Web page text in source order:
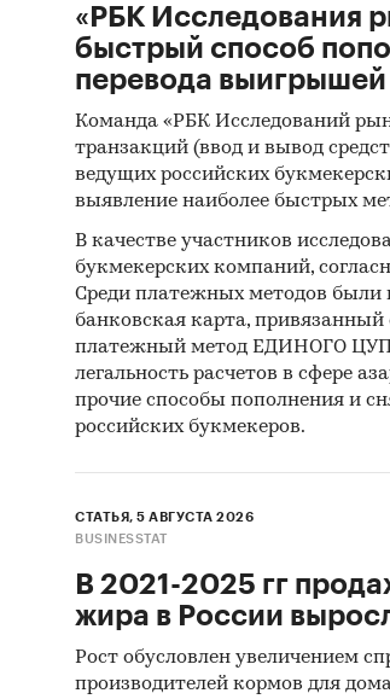
«РБК Исследования
быстрый способ
перевода выигрышей
Команда «РБК Исследований
транзакций (ввод и вывод
ведущих российских
выявление наиболее быстрых
В качестве участников
букмекерских компаний,
Среди платежных методов были
банковская карта,
платежный метод ЕДИНОГО
легальность расчетов в сфере
прочие способы пополнения и
российских букмекеров.
СТАТЬЯ, 5 АВГУСТА 2026
BUSINESSTAT
В 2021-2025 гг
жира в России
Рост обусловлен увеличением
производителей кормов для